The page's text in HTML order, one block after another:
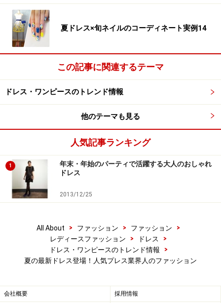
夏ドレス×旬ネイルのコーディネート実例14
この記事に関連するテーマ
ドレス・ワンピースのトレンド情報
他のテーマも見る
人気記事ランキング
1
年末・年始のパーティで活躍する大人のおしゃれ
ドレス
2013/12/25
All About > ファッション > ファッション
>
レディースファッション
> ドレス
>
ドレス・ワンピースのトレンド情報
>
夏の最新ドレス登場！人気プレス業界人のファッション
会社概要 採用情報